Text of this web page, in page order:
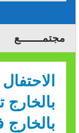
مجتمــــــــع
بالخارج